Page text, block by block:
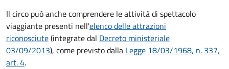
Il circo può anche comprendere le attività di spettacolo
viaggiante presenti nell'elenco delle attrazioni
riconosciute(integrate dal Decreto ministeriale
03/09/2013), come previsto dalla Legge 18/03/1968, n. 337,
art. 4.